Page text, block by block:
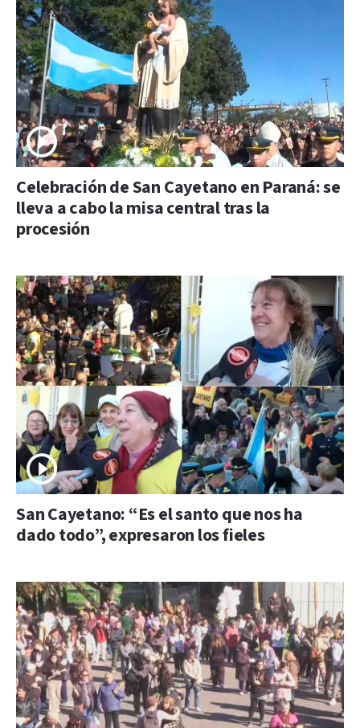
Celebración de San Cayetano en Paraná: se
lleva a cabo la misa central tras la
procesión
San Cayetano: “Es el santo que nos ha
dado todo”, expresaron los fieles